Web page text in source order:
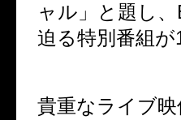
ャル」と題し
迫る特別番組
貴重なライブ